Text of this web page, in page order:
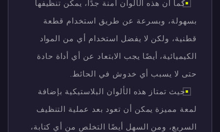
كما أن هذه الألوان آمنة جدًا، يمكن تنظيفها
بسهولة، وبسرعة عن طريق استخدام قطعة
قطنية، ولكن لا يفضل استخدام أي من المواد
الكيميائية، أيضًا يجب الابتعاد عن أي أداة حادة
حتى لا يسبب أي خدوش في الحائط.
حيث تمتاز هذه الألوان البلاستيكية بإضافة
لمعة مميزة يمكن أن تعود بعد عملية التنظيف
السريع، ومن السهل أيضًا التخلص من أي كتابة،